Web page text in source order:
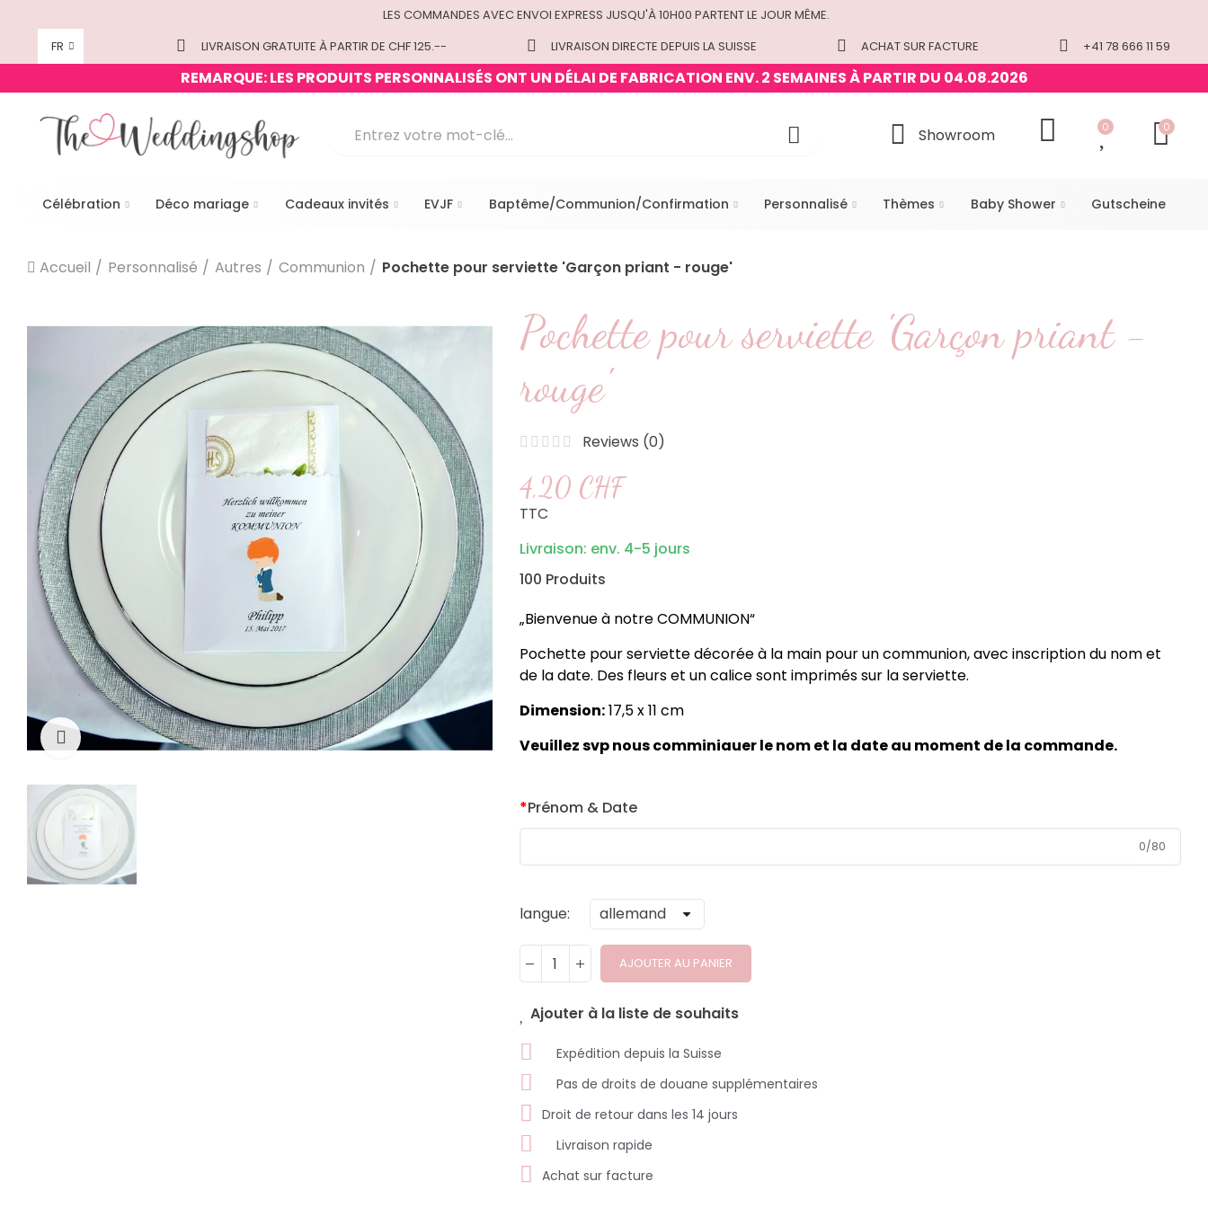
LES COMMANDES AVEC ENVOI EXPRESS JUSQU'À 10H00 PARTENT LE JOUR MÊME.
FR
LIVRAISON GRATUITE À PARTIR DE CHF 125.-- LIVRAISON DIRECTE DEPUIS LA SUISSE ACHAT SUR FACTURE +41 78 666 11 59
REMARQUE: LES PRODUITS PERSONNALISÉS ONT UN DÉLAI DE FABRICATION ENV. 2 SEMAINES À PARTIR DU 04.08.2026
Showroom 0 0
Célébration Déco mariage Cadeaux invités EVJF Baptême/Communion/Confirmation Personnalisé Thèmes Baby Shower Gutscheine
Accueil Personnalisé Autres Communion Pochette pour serviette 'Garçon priant - rouge'
Cliquez pour agrandir
Pochette pour serviette 'Garçon priant -
rouge'
Reviews (0)
4,20 CHF
TTC
Livraison: env. 4-5 jours
100 Produits
„Bienvenue à notre COMMUNION“
Pochette pour serviette décorée à la main pour un communion, avec inscription du nom et
de la date. Des fleurs et un calice sont imprimés sur la serviette.
Dimension:17,5 x 11 cm
Veuillez svp nous comminiauer le nom et la date au moment de la commande.
*Prénom & Date
0/80
langue
AJOUTER AU PANIER
Ajouter à la liste de souhaits
Expédition depuis la Suisse
Pas de droits de douane supplémentaires
Droit de retour dans les 14 jours
Livraison rapide
Achat sur facture